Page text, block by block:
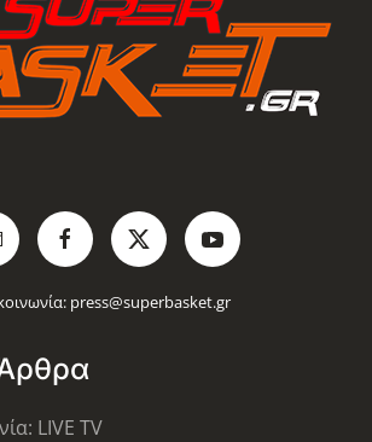
press@superbasket.gr
LIVE TV